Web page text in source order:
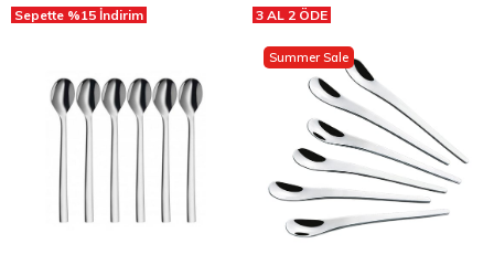
Sepette %15 İndirim 3 AL 2 ÖDE
Summer Sale